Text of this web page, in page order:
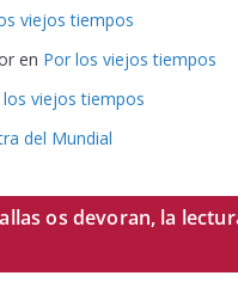
viejos tiempos
en Por los viejos tiempos
los viejos tiempos
del Mundial
os devoran, la